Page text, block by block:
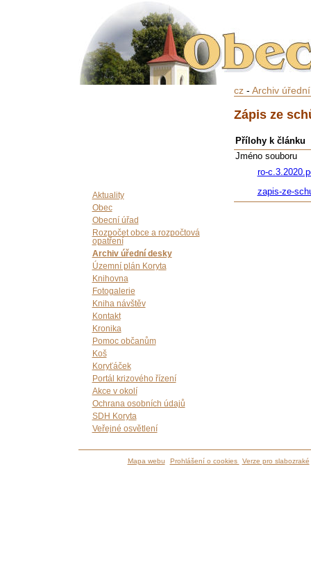
Aktuality
Obec
Obecní úřad
Rozpočet obce a rozpočtová
opatření
Archiv úřední desky
Územní plán Koryta
Knihovna
Fotogalerie
Kniha návštěv
Kontakt
Kronika
Pomoc občanům
Koš
Koryťáček
Portál krizového řízení
Akce v okolí
Ochrana osobních údajů
SDH Koryta
Veřejné osvětlení
cz- Archiv
Zápis ze
Přílohy k článku
Jméno souboru
ro-
zapis-ze-
Mapa webu Prohlášení o cookies Verze pro slabozraké